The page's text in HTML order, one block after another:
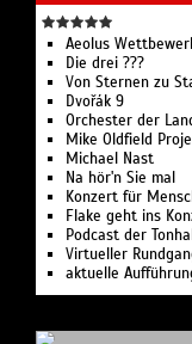
Aeolus
Die drei ???
Von Sternen zu
Dvořák 9
Orchester der
Mike Oldfield
Michael Nast
Na hör'n Sie mal
Konzert für
Flake geht ins
Podcast der
Virtueller
aktuelle